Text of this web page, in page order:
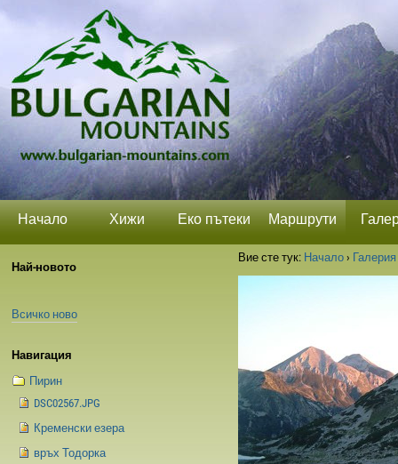
Начало Хижи Еко пътеки Маршрути
Вие сте тук: Начало › Галерия
Най-новото
Всичко ново
Навигация
Пирин
DSC02567.JPG
Кременски езера
връх Тодорка